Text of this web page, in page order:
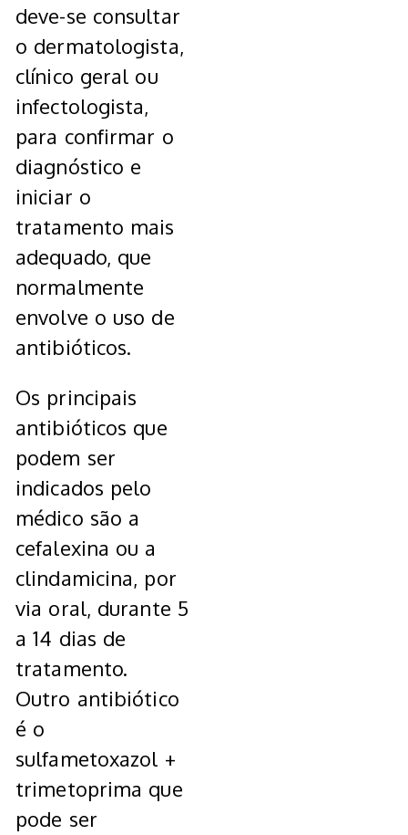
deve-se consultar
o dermatologista,
clínico geral ou
infectologista,
para confirmar o
diagnóstico e
iniciar o
tratamento mais
adequado, que
normalmente
envolve o uso de
antibióticos.
Os principais
antibióticos que
podem ser
indicados pelo
médico são a
cefalexina ou a
clindamicina, por
via oral, durante 5
a 14 dias de
tratamento.
Outro antibiótico
é o
sulfametoxazol +
trimetoprima que
pode ser